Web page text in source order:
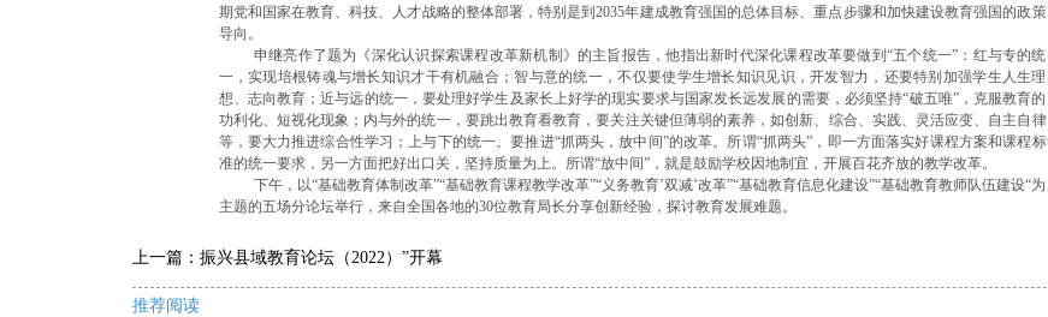
期党和国家在教育、科技、人才战略的整体部署，特别是到2035年建成教育强国的总体目标、重点步骤和加快建设教育强国的政策
导向。
申继亮作了题为《深化认识探索课程改革新机制》的主旨报告，他指出新时代深化课程改革要做到“五个统一”：红与专的统
一，实现培根铸魂与增长知识才干有机融合；智与意的统一，不仅要使学生增长知识见识，开发智力，还要特别加强学生人生理
想、志向教育；近与远的统一，要处理好学生及家长上好学的现实要求与国家发长远发展的需要，必须坚持“破五唯”，克服教育的
功利化、短视化现象；内与外的统一，要跳出教育看教育，要关注关键但薄弱的素养，如创新、综合、实践、灵活应变、自主自律
等，要大力推进综合性学习；上与下的统一。要推进“抓两头，放中间”的改革。所谓“抓两头”，即一方面落实好课程方案和课程标
准的统一要求，另一方面把好出口关，坚持质量为上。所谓“放中间”，就是鼓励学校因地制宜，开展百花齐放的教学改革。
下午，以“基础教育体制改革”“基础教育课程教学改革”“义务教育’双减’改革”“基础教育信息化建设”“基础教育教师队伍建设“为
主题的五场分论坛举行，来自全国各地的30位教育局长分享创新经验，探讨教育发展难题。
上一篇： 振兴县域教育论坛（2022）”开幕
推荐阅读